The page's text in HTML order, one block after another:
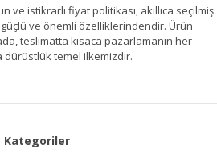
ve istikrarlı fiyat politikası, akıllıca seçilmiş
ve önemli özelliklerindendir. Ürün
teslimatta kısaca pazarlamanın her
dürüstlük temel ilkemizdir.
Kategoriler